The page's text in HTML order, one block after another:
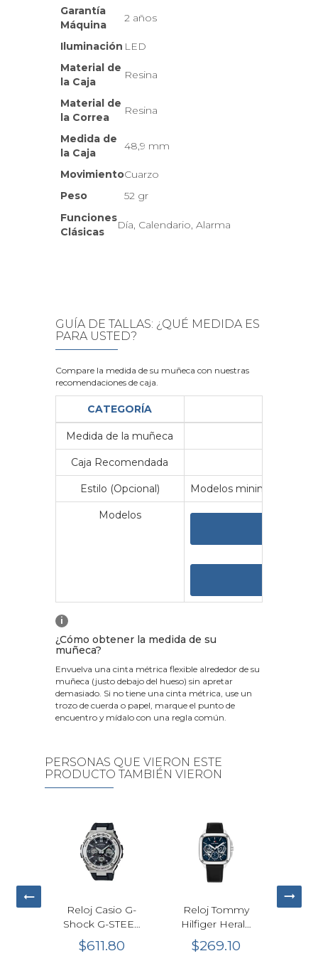
Garantía
Máquina
2 años
Iluminación LED
Material de
la Caja
Resina
Material de
la Correa
Resina
Medida de
la Caja
48,9 mm
MovimientoCuarzo
Peso
52 gr
Funciones
Clásicas
Día, Calendario, Alarma
GUÍA DE TALLAS: ¿QUÉ MEDIDA ES
PARA USTED?
Compare la medida de su muñeca con nuestras
recomendaciones de caja.
CATEGORÍA
Medida de la muñeca
Caja Recomendada
Estilo (Opcional) Modelos minimalistas y
Modelos
i
¿Cómo obtener la medida de su
muñeca?
Envuelva una cinta métrica flexible alrededor de su
muñeca (justo debajo del hueso) sin apretar
demasiado. Si no tiene una cinta métrica, use un
trozo de cuerda o papel, marque el punto de
encuentro y mídalo con una regla común.
PERSONAS QUE VIERON ESTE
PRODUCTO TAMBIÉN VIERON
Reloj Tommy
Hilfiger Herald
Reloj Calvin
Klein CK
200-7
Deportivo
$64.02
6